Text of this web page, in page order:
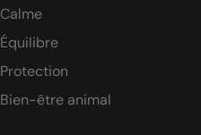
Calme
Équilibre
Protection
Bien-être animal